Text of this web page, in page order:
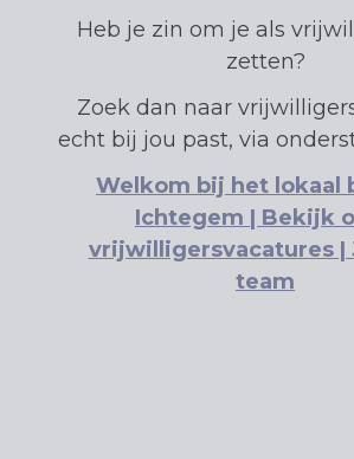
Heb je zin om je als
zetten?
Zoek dan naar
echt bij jou past, via
Welkom bij het lokaal
Ichtegem | Bekijk
vrijwilligersvacatures |
team